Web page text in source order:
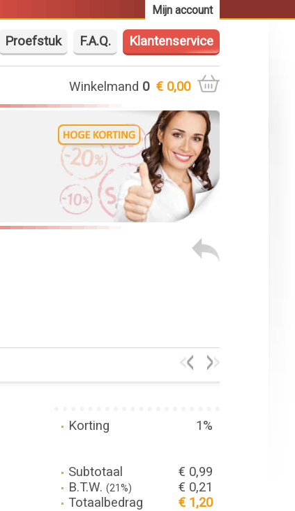
Mijn account
Proefstuk F.A.Q. Klantenservice
Winkelmand 0 € 0,00
Korting 1%
Subtotaal
€ 0,99
B.T.W. (21%)
€ 0,21
Totaalbedrag
€ 1,20